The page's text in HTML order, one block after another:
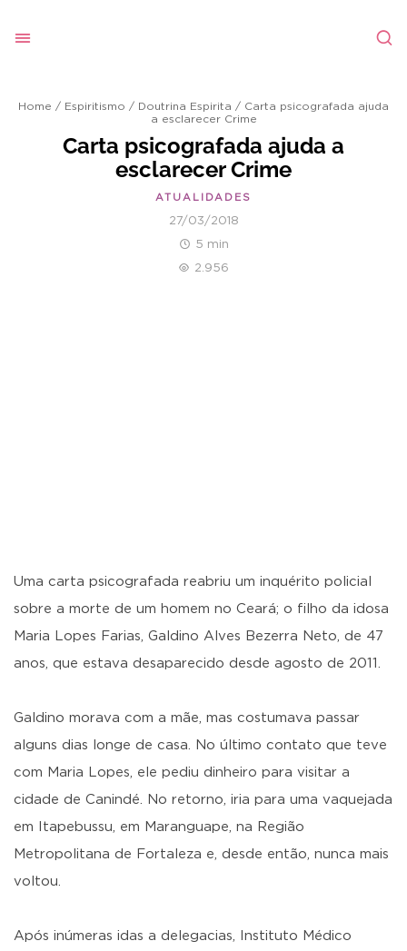
Home / Espiritismo / Doutrina Espirita / Carta psicografada ajuda
a esclarecer Crime
Carta psicografada ajuda a
esclarecer Crime
ATUALIDADES
27/03/2018
5 min
2.956
Uma carta psicografada reabriu um inquérito policial
sobre a morte de um homem no Ceará; o filho da idosa
Maria Lopes Farias, Galdino Alves Bezerra Neto, de 47
anos, que estava desaparecido desde agosto de 2011.
Galdino morava com a mãe, mas costumava passar
alguns dias longe de casa. No último contato que teve
com Maria Lopes, ele pediu dinheiro para visitar a
cidade de Canindé. No retorno, iria para uma vaquejada
em Itapebussu, em Maranguape, na Região
Metropolitana de Fortaleza e, desde então, nunca mais
voltou.
Após inúmeras idas a delegacias, Instituto Médico